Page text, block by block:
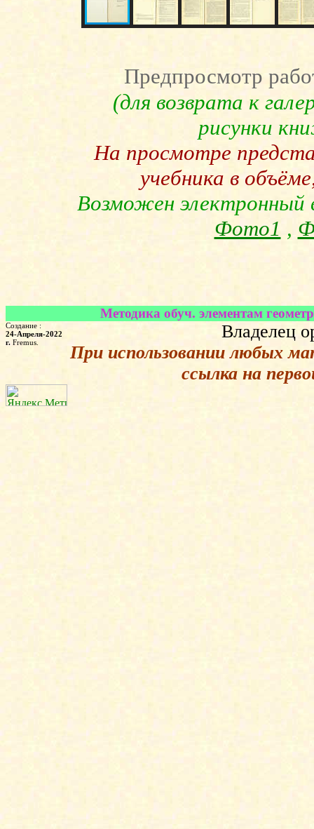
Предпросмотр
(для возврата к
рисунки
На просмотре
учебника в
Возможен электронный
Фото1 ,
Методика обуч. элементам
Создание :
24-Апреля-2022
г. Fremus.
Владелец
При использовании любых
ссылка на